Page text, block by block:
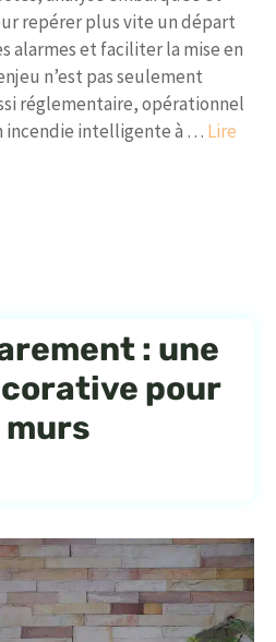
repérer plus vite un départ
alarmes et faciliter la mise en
n’est pas seulement
réglementaire, opérationnel
incendie intelligente à … Lire
: une
pour